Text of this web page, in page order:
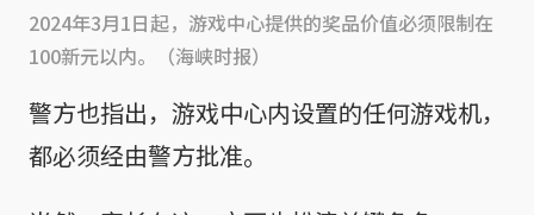
2024年3月1日起，游戏中心提供的奖品价值必须限制在
100新元以内。（海峡时报）
警方也指出，游戏中心内设置的任何游戏机，
都必须经由警方批准。